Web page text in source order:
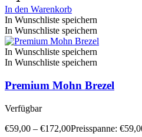
In den Warenkorb
In Wunschliste speichern
In Wunschliste speichern
In Wunschliste speichern
In Wunschliste speichern
Premium Mohn Brezel
Verfügbar
€59,00 – €172,00Preisspanne: